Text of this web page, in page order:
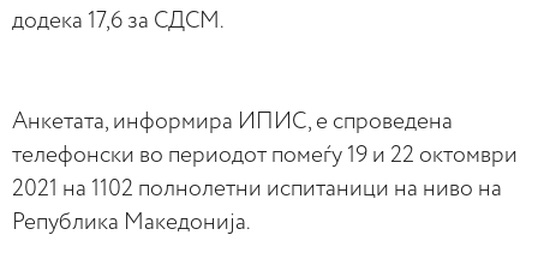
додека 17,6 за СДСМ.
Анкетата, информира ИПИС, е спроведена
телефонски во периодот помеѓу 19 и 22 октомври
2021 на 1102 полнолетни испитаници на ниво на
Република Македонија.